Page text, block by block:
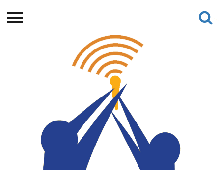
Beranda
Permohonan Hibah
Blog CME